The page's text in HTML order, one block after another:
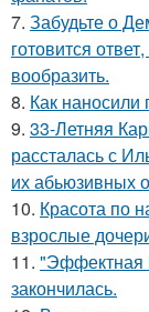
7. Забудьте о
готовится
вообразить.
8. Как наносили
9. 33-Летняя
рассталась с
их абьюзивных
10. Красота по
взрослые
11. "Эффектная
закончилась.